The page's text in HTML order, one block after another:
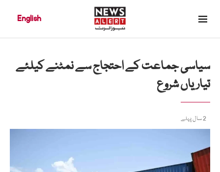
English
سیاسی جماعت کے احتجاج سے نمٹنے کیلئے
تیاریاں شروع
2 سال پہلے